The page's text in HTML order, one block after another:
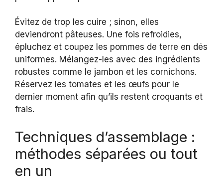
Évitez de trop les cuire ; sinon, elles
deviendront pâteuses. Une fois refroidies,
épluchez et coupez les pommes de terre en dés
uniformes. Mélangez-les avec des ingrédients
robustes comme le jambon et les cornichons.
Réservez les tomates et les œufs pour le
dernier moment afin qu’ils restent croquants et
frais.
Techniques d’assemblage :
méthodes séparées ou tout
en un